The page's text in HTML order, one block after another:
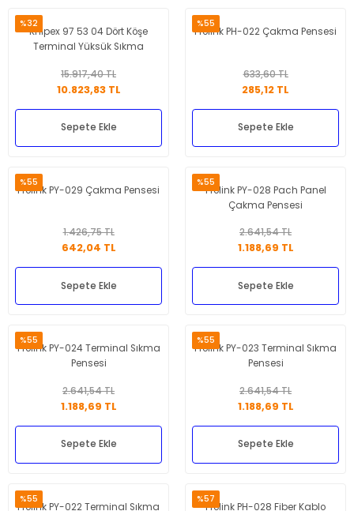
%32
Knipex 97 53 04 Dört Köşe
Terminal Yüksük Sıkma
15.917,40 TL
10.823,83 TL
Sepete Ekle
%55
Prolink PH-022 Çakma Pensesi
633,60 TL
285,12 TL
Sepete Ekle
%55
Prolink PY-029 Çakma Pensesi
1.426,75 TL
642,04 TL
Sepete Ekle
%55
Prolink PY-028 Pach Panel
Çakma Pensesi
2.641,54 TL
1.188,69 TL
Sepete Ekle
%55
Prolink PY-024 Terminal Sıkma
Pensesi
2.641,54 TL
1.188,69 TL
Sepete Ekle
%55
Prolink PY-023 Terminal Sıkma
Pensesi
2.641,54 TL
1.188,69 TL
Sepete Ekle
%55
Prolink PY-022 Terminal Sıkma
%57
Prolink PH-028 Fiber Kablo